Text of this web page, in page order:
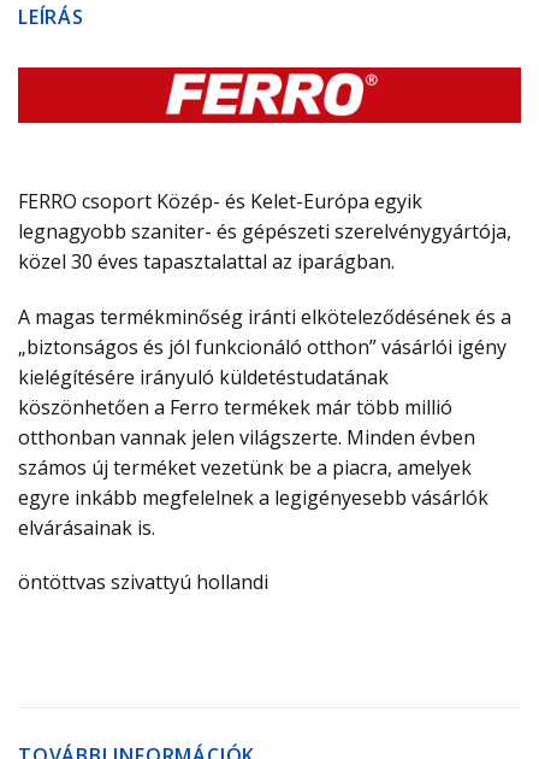
LEÍRÁS
FERRO csoport Közép- és Kelet-Európa egyik
legnagyobb szaniter- és gépészeti szerelvénygyártója,
közel 30 éves tapasztalattal az iparágban.
A magas termékminőség iránti elköteleződésének és a
„biztonságos és jól funkcionáló otthon” vásárlói igény
kielégítésére irányuló küldetéstudatának
köszönhetően a Ferro termékek már több millió
otthonban vannak jelen világszerte. Minden évben
számos új terméket vezetünk be a piacra, amelyek
egyre inkább megfelelnek a legigényesebb vásárlók
elvárásainak is.
öntöttvas szivattyú hollandi